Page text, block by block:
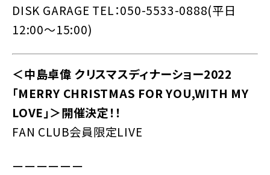
DISK GARAGE TEL：050-5533-0888(平日
12:00〜15:00)
＜中島卓偉 クリスマスディナーショー2022
「MERRY CHRISTMAS FOR YOU,WITH MY
LOVE」＞開催決定！！
FAN CLUB会員限定LIVE
ーーーーーー